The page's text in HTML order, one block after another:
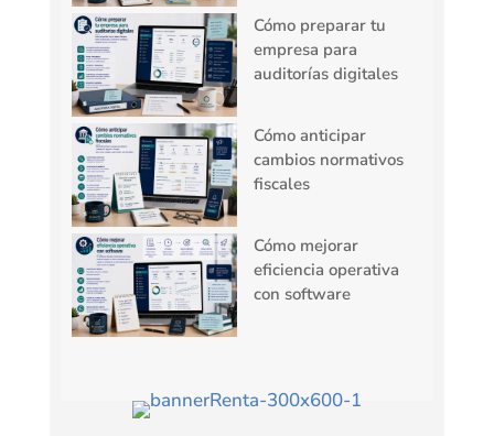
Cómo preparar tu
empresa para
auditorías digitales
Cómo anticipar
cambios normativos
fiscales
Cómo mejorar
eficiencia operativa
con software